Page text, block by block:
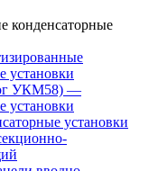
конденсаторные
установки
УКМ58) —
установки
установки